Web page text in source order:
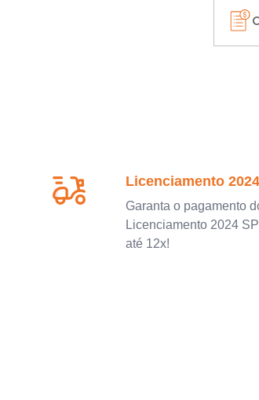
Licenciamento
Garanta o pagamento
Licenciamento 2024
até 12x!